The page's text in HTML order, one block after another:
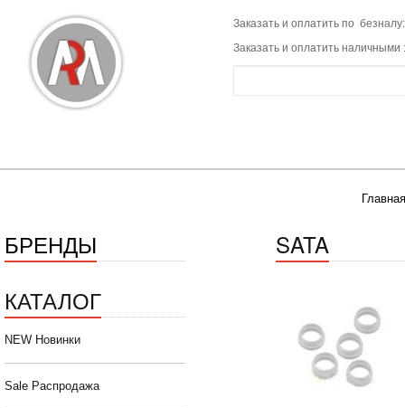
Заказать и оплатить по
Заказать и оплатить наличными
БРЕНДЫ
КАТАЛОГ
NEW Новинки
Sale Распродажа
SATA